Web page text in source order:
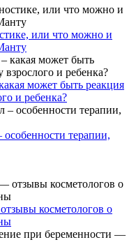
или что можно и
может быть реакция
и ребенка?
терапии,
косметологов о